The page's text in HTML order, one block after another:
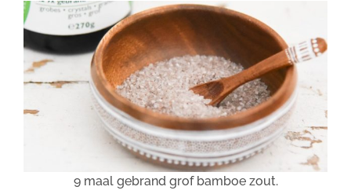
9 maal gebrand grof bamboe zout.